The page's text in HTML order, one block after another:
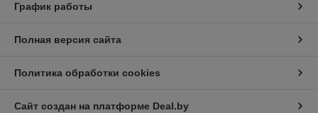
График работы
Полная версия сайта
Политика обработки cookies
Сайт создан на платформе Deal.by